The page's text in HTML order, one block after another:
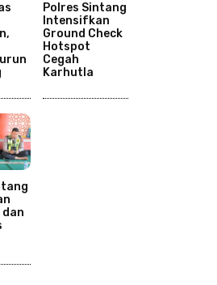
Polres Sintang
Intensifkan
Ground Check
Hotspot
Cegah
Karhutla
dan